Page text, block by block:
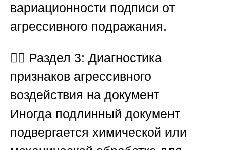
вариационности подписи от
агрессивного подражания.
🕵️‍♂️ Раздел 3: Диагностика
признаков агрессивного
воздействия на документ
Иногда подлинный документ
подвергается химической или